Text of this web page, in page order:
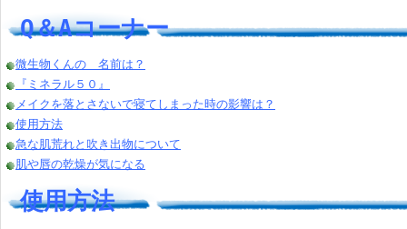
Q＆Aコーナー
微生物くんの 名前は？
『ミネラル５０』
メイクを落とさないで寝てしまった時の影響は？
使用方法
急な肌荒れと吹き出物について
肌や唇の乾燥が気になる
使用方法